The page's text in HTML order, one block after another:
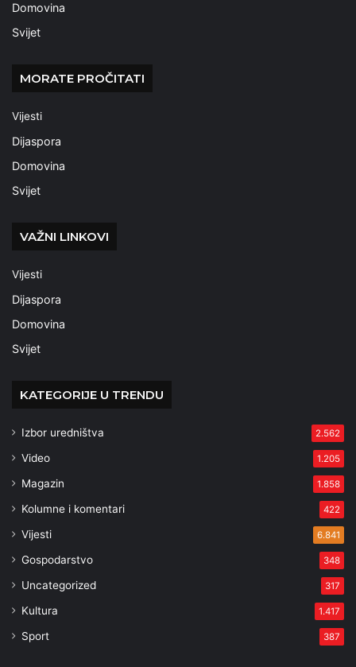
Domovina
Svijet
MORATE PROČITATI
Vijesti
Dijaspora
Domovina
Svijet
VAŽNI LINKOVI
Vijesti
Dijaspora
Domovina
Svijet
KATEGORIJE U TRENDU
Izbor uredništva 2.562
Video 1.205
Magazin 1.858
Kolumne i komentari 422
Vijesti 6.841
Gospodarstvo 348
Uncategorized 317
Kultura 1.417
Sport 387